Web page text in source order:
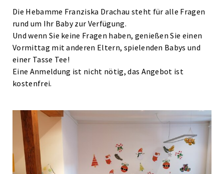
Die Hebamme Franziska Drachau steht für alle Fragen
rund um Ihr Baby zur Verfügung.
Und wenn Sie keine Fragen haben, genießen Sie einen
Vormittag mit anderen Eltern, spielenden Babys und
einer Tasse Tee!
Eine Anmeldung ist nicht nötig, das Angebot ist
kostenfrei.